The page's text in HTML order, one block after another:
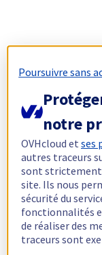
Poursuivre sans
notre
OVHcloud etses
autres traceurs
sont strictement
site. Ils nous
sécurité du
fonctionnalités
de réaliser des
traceurs sont